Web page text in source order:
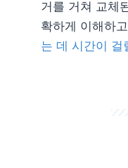
거를 거쳐 교체
확하게 이해하
는 데 시간이 걸